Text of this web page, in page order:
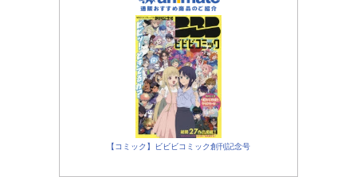
【コミック】ビビビコミック創刊記念号